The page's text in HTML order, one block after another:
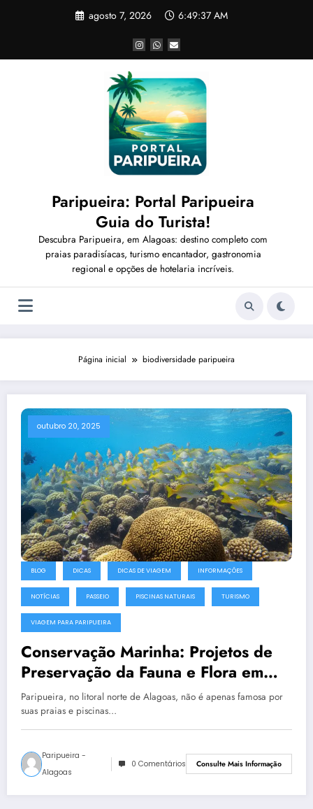
agosto 7, 2026 6:49:40 AM
Paripueira: Portal Paripueira
Guia do Turista!
Descubra Paripueira, em Alagoas: destino completo com
praias paradisíacas, turismo encantador, gastronomia
regional e opções de hotelaria incríveis.
Página inicial biodiversidade paripueira
outubro 20, 2025
BLOG DICAS DICAS DE VIAGEM INFORMAÇÕES
NOTÍCIAS PASSEIO PISCINAS NATURAIS TURISMO
VIAGEM PARA PARIPUEIRA
Conservação Marinha: Projetos de
Preservação da Fauna e Flora em
Paripueira
Paripueira, no litoral norte de Alagoas, não é apenas famosa por
suas praias e piscinas…
Paripueira -
Alagoas
0 Comentários Consulte Mais Informação